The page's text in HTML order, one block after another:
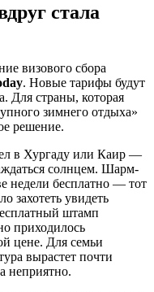
стала
визового сбора
. Новые тарифы будут
Для страны, которая
зимнего отдыха»
решение.
в Хургаду или Каир —
солнцем. Шарм-
недели бесплатно — тот
захотеть увидеть
штамп
приходилось
цене. Для семьи
вырастет почти
неприятно.